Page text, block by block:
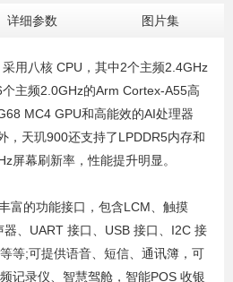
详细参数 图片集
用八核 CPU，其中2个主频2.4GHz
主频2.0GHz的Arm Cortex-A55高
MC4 GPU和高能效的AI处理器
，天玑900还支持了LPDDR5内存和
屏幕刷新率，性能提升明显。
富的功能接口，包含LCM、触摸
、UART 接口、USB 接口、I2C 接
等;可提供语音、短信、通讯簿，可
记录仪、智慧驾舱，智能POS 收银